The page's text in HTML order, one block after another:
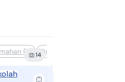
(8) Dekat Sekolah (6)
14